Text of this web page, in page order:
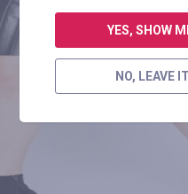
YES, SHOW
NO, LEAVE